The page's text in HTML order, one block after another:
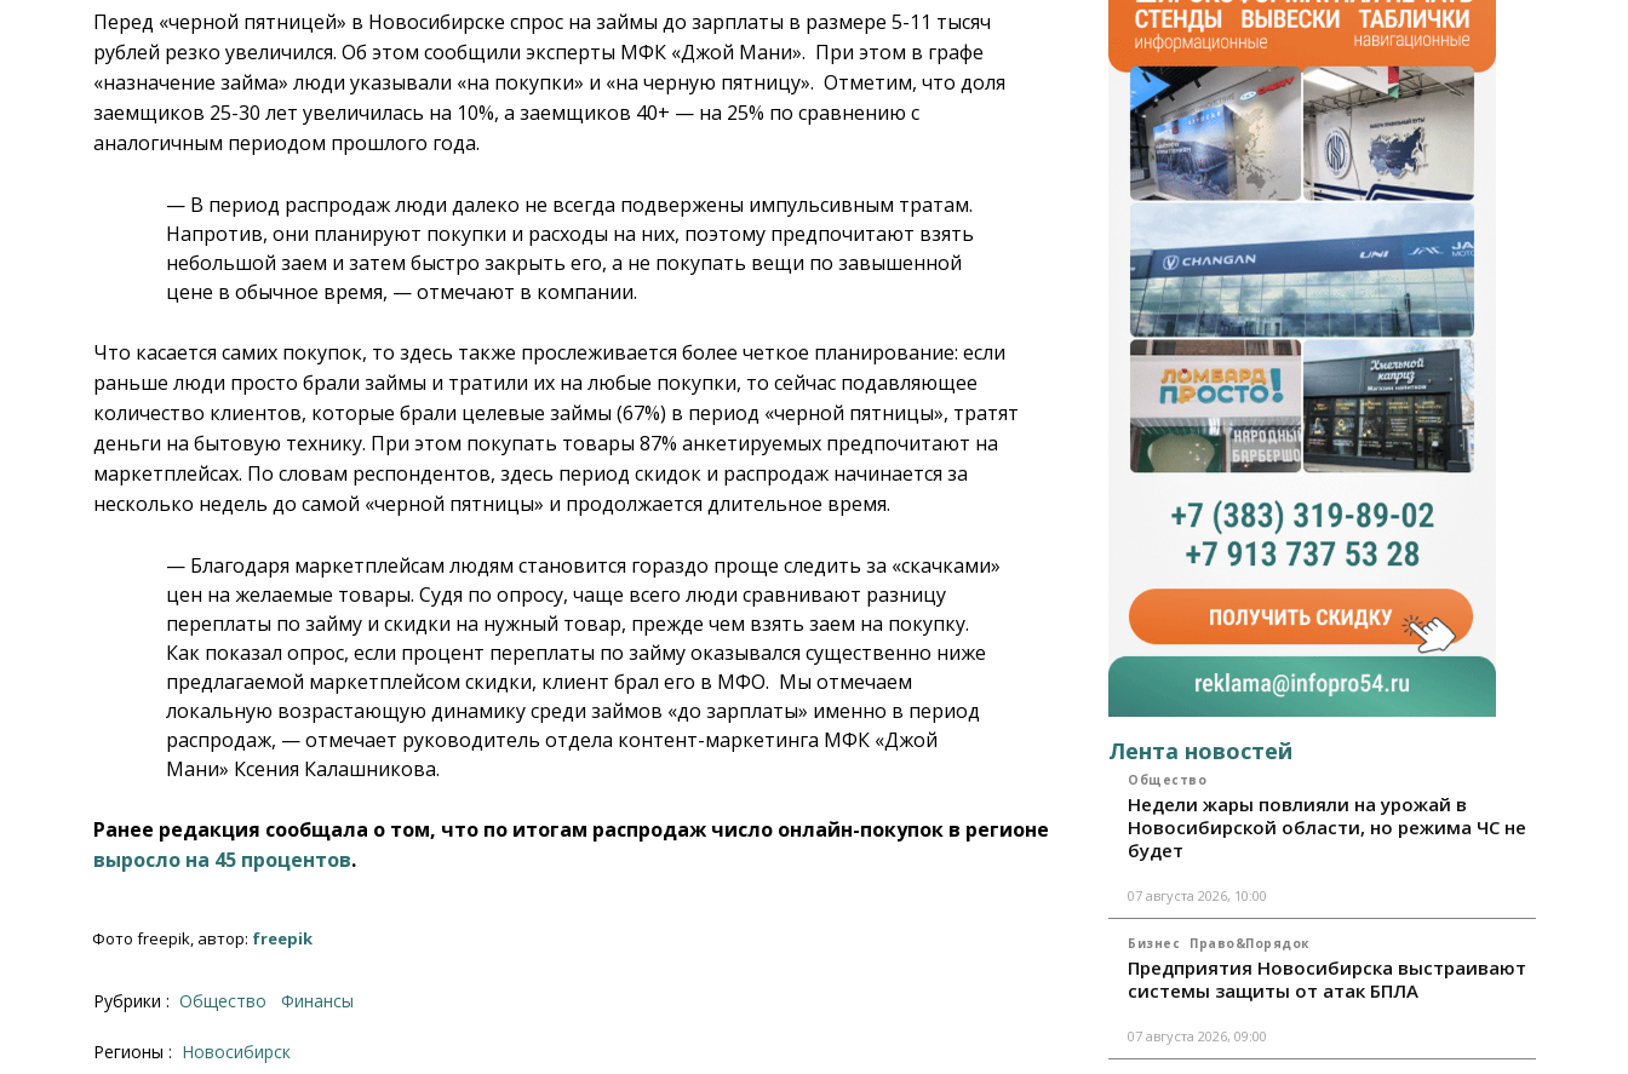
Перед «черной пятницей» в Новосибирске спрос на займы до зарплаты в размере 5-11 тысяч
рублей резко увеличился. Об этом сообщили эксперты МФК «Джой Мани». При этом в графе
«назначение займа» люди указывали «на покупки» и «на черную пятницу». Отметим, что доля
заемщиков 25-30 лет увеличилась на 10%, а заемщиков 40+ — на 25% по сравнению с
аналогичным периодом прошлого года.
— В период распродаж люди далеко не всегда подвержены импульсивным тратам.
Напротив, они планируют покупки и расходы на них, поэтому предпочитают взять
небольшой заем и затем быстро закрыть его, а не покупать вещи по завышенной
цене в обычное время, — отмечают в компании.
Что касается самих покупок, то здесь также прослеживается более четкое планирование: если
раньше люди просто брали займы и тратили их на любые покупки, то сейчас подавляющее
количество клиентов, которые брали целевые займы (67%) в период «черной пятницы», тратят
деньги на бытовую технику. При этом покупать товары 87% анкетируемых предпочитают на
маркетплейсах. По словам респондентов, здесь период скидок и распродаж начинается за
несколько недель до самой «черной пятницы» и продолжается длительное время.
— Благодаря маркетплейсам людям становится гораздо проще следить за «скачками»
цен на желаемые товары. Судя по опросу, чаще всего люди сравнивают разницу
переплаты по займу и скидки на нужный товар, прежде чем взять заем на покупку.
Как показал опрос, если процент переплаты по займу оказывался существенно ниже
предлагаемой маркетплейсом скидки, клиент брал его в МФО. Мы отмечаем
локальную возрастающую динамику среди займов «до зарплаты» именно в период
распродаж, — отмечает руководитель отдела контент-маркетинга МФК «Джой
Мани» Ксения Калашникова.
Ранее редакция сообщала о том, что по итогам распродаж число онлайн-покупок в регионе
выросло на 45 процентов.
Фото freepik, автор: freepik
Рубрики : Общество Финансы
Регионы : Новосибирск
Лента новостей
Общество
Недели жары повлияли на урожай в
Новосибирской области, но режима ЧС не
будет
07 августа 2026, 10:00
Бизнес Право&Порядок
Предприятия Новосибирска выстраивают
системы защиты от атак БПЛА
07 августа 2026, 09:00